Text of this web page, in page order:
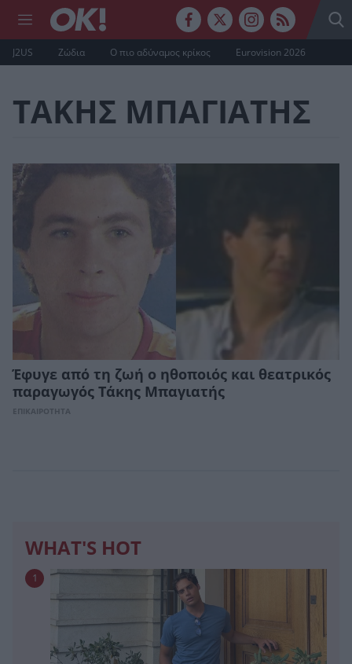
J2US Ζώδια Ο πιο αδύναμος κρίκος Eurovision 2026
ΤΑΚΗΣ ΜΠΑΓΙΑΤΗΣ
Έφυγε από τη ζωή ο ηθοποιός και θεατρικός
παραγωγός Τάκης Μπαγιατής
ΕΠΙΚΑΙΡΟΤΗΤΑ
WHAT'S HOT
1